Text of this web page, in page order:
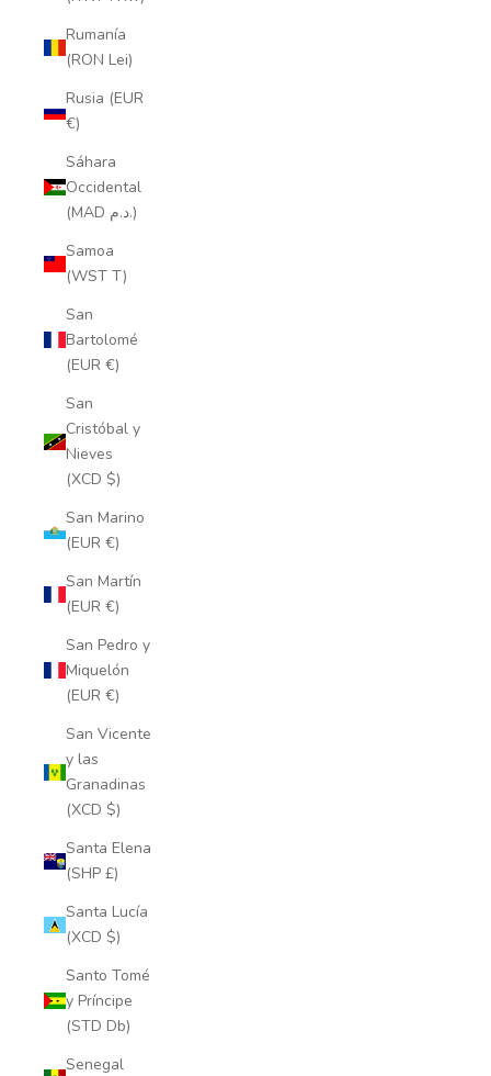
Rumanía
(RON Lei)
Rusia (EUR
€)
Sáhara
Occidental
(MAD د.م.)
Samoa
(WST T)
San
Bartolomé
(EUR €)
San
Cristóbal y
Nieves
(XCD $)
San Marino
(EUR €)
San Martín
(EUR €)
San Pedro y
Miquelón
(EUR €)
San Vicente
y las
Granadinas
(XCD $)
Santa Elena
(SHP £)
Santa Lucía
(XCD $)
Santo Tomé
y Príncipe
(STD Db)
Senegal